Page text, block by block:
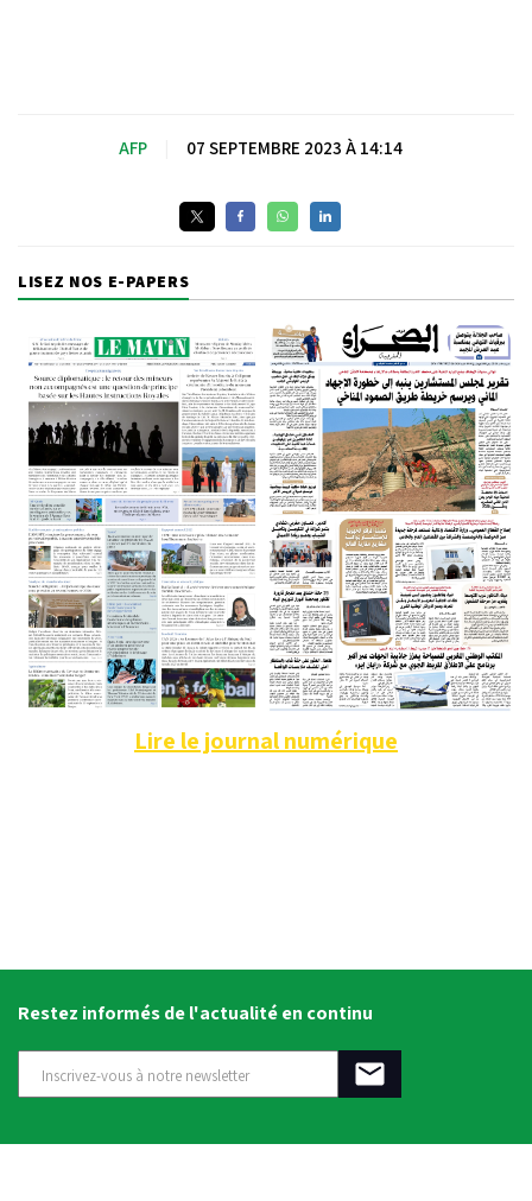
AFP 07 SEPTEMBRE 2023 À 14:14
LISEZ NOS E-PAPERS
Lire le journal numérique
Restez informés de l'actualité en continu